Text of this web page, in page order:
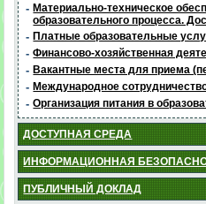
- Материально-техническое
образовательного процесса.
- Платные образовательные
- Финансово-хозяйственная
- Вакантные места для приема
- Международное
- Организация питания в
ДОСТУПНАЯ СРЕДА
ИНФОРМАЦИОННАЯ
ПУБЛИЧНЫЙ ДОКЛАД